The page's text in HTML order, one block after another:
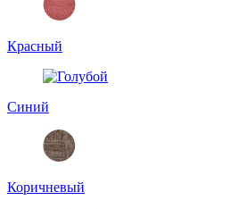
Красный
Синий
Коричневый